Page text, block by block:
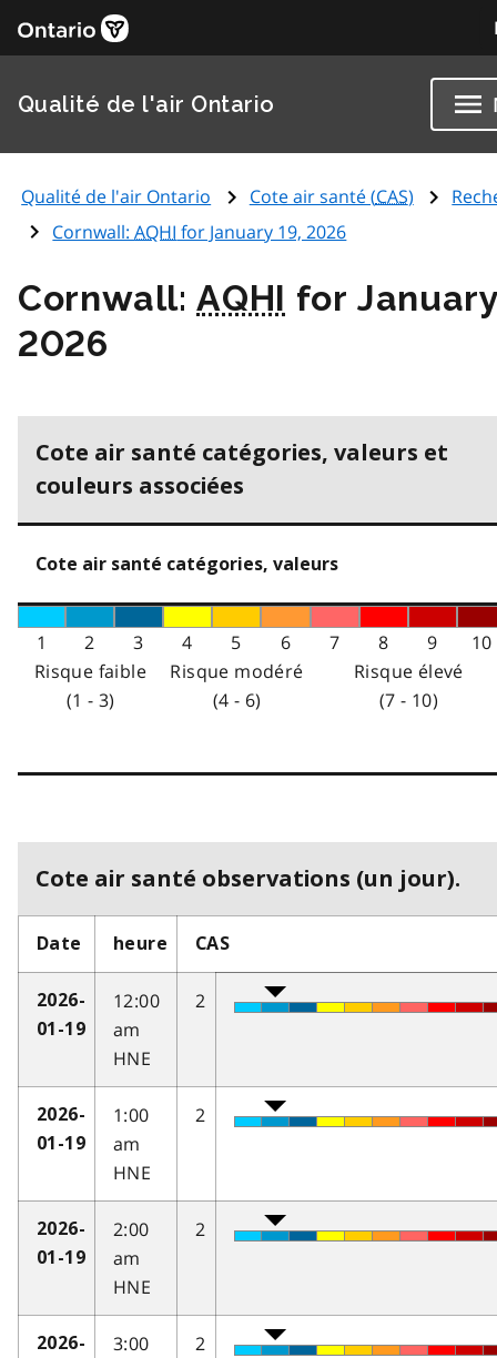
Qualité de l'air Ontario
Qualité de l'air Ontario Cote air santé (CAS)
Cornwall:AQHI for January 19, 2026
Cornwall:AQHI for
2026
Cote air santé catégories, valeurs et
couleurs associées
Cote air santé catégories, valeurs
1 2 3 4 5 6 7 8 9
10
Risque faible
(1 - 3)
Risque modéré
(4 - 6)
Risque élevé
(7 - 10)
Cote air santé observations (un jour).
Date heure CAS
2026-
01-19
12:00
am
HNE
2
2026-
01-19
1:00
am
HNE
2
2026-
01-19
2:00
am
HNE
2
2026-
3:00
2